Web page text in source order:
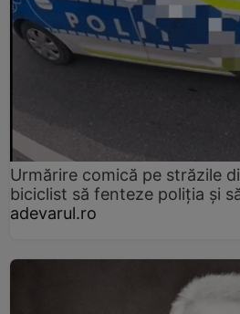
Urmărire comică pe străzile
biciclist să fenteze poliția și
adevarul.ro